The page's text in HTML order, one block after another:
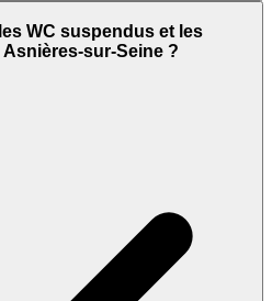
WC suspendus et les
sur-Seine ?